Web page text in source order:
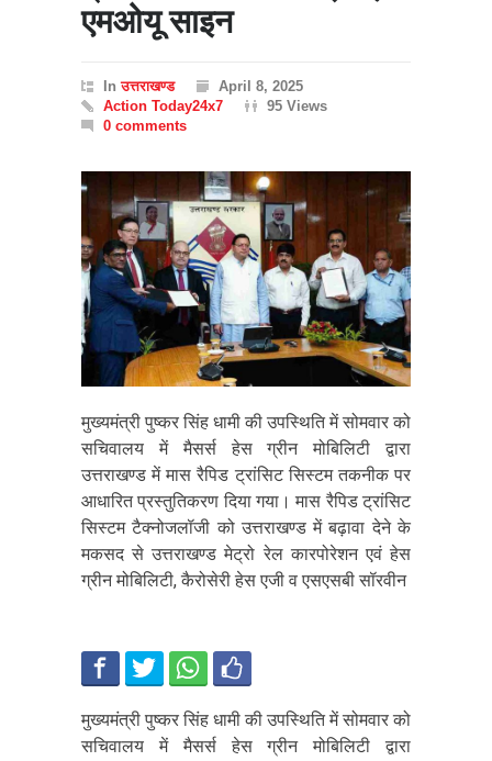
एमओयू साइन
Inउत्तराखण्ड
April 8, 2025
Action Today24x7
95 Views
0 comments
मुख्यमंत्री पुष्कर सिंह धामी की उपस्थिति में सोमवार को
सचिवालय में मैसर्स हेस ग्रीन मोबिलिटी द्वारा
उत्तराखण्ड में मास रैपिड ट्रांसिट सिस्टम तकनीक पर
आधारित प्रस्तुतिकरण दिया गया। मास रैपिड ट्रांसिट
सिस्टम टैक्नोजलॉजी को उत्तराखण्ड में बढ़ावा देने के
मकसद से उत्तराखण्ड मेट्रो रेल कारपोरेशन एवं हेस
ग्रीन मोबिलिटी, कैरोसेरी हेस एजी व एसएसबी सॉरवीन
मुख्यमंत्री पुष्कर सिंह धामी की उपस्थिति में सोमवार को
सचिवालय में मैसर्स हेस ग्रीन मोबिलिटी द्वारा